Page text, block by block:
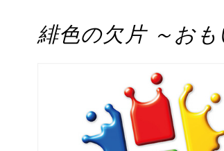
緋色の欠片 ～お